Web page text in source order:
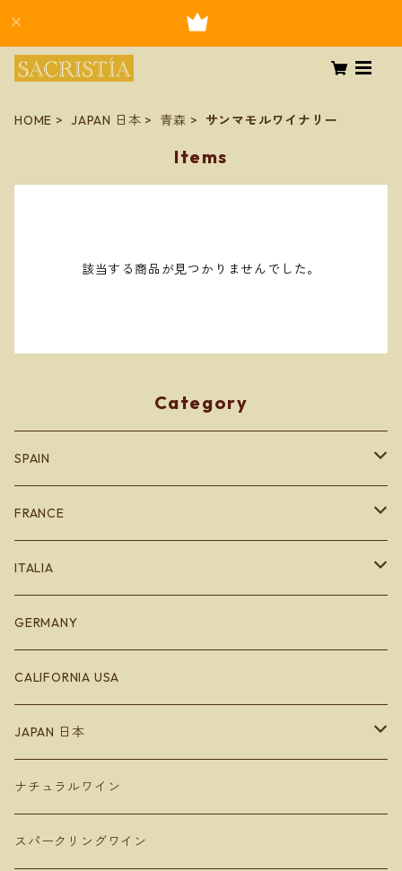
HOME JAPAN 日本 青森 サンマモルワイナリー
Items
該当する商品が見つかりませんでした。
Category
SPAIN
カタルーニャ地方
バスク地方
Bodegas Loli Casado
リオハ
Bodegas Loli Casado
ガリシア地方
Raúl Pérez
バレンシア地方
ラ・マンチャ地方
アンダルシア地方
FRANCE
ブルゴーニュ
ボルドー
ラングドッグ
アルザス
ジュラ
ITALIA
エミリオロマーニャ
GERMANY
CALIFORNIA USA
JAPAN 日本
Hokkaido 北海道
Domaine Takahiko ドメーヌタカヒコ
青森
ナチュラルワイン
スパークリングワイン